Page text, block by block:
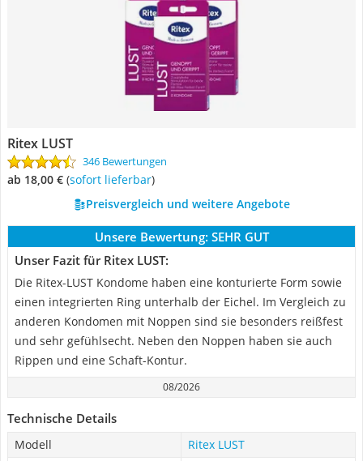
Ritex LUST
346 Bewertungen
ab 18,00 € ( Sofort lieferbar)
Preisvergleich und weitere Angebote
Unsere Bewertung: SEHR GUT
Unser Fazit für Ritex LUST:
Die Ritex-LUST Kondome haben eine konturierte Form sowie
einen integrierten Ring unterhalb der Eichel. Im Vergleich zu
anderen Kondomen mit Noppen sind sie besonders reißfest
und sehr gefühlsecht. Neben den Noppen haben sie auch
Rippen und eine Schaft-Kontur.
08/2026
Technische Details
Modell
Ritex LUST